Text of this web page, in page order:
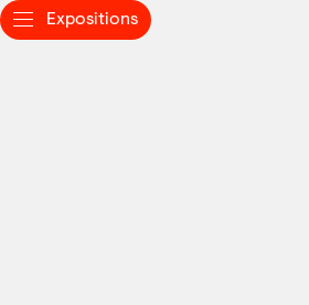
Expositions